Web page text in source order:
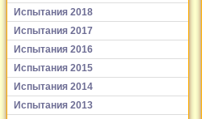
Испытания 2018
Испытания 2017
Испытания 2016
Испытания 2015
Испытания 2014
Испытания 2013